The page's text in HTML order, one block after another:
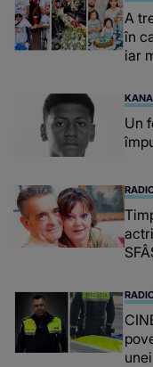
A
în
iar
Un